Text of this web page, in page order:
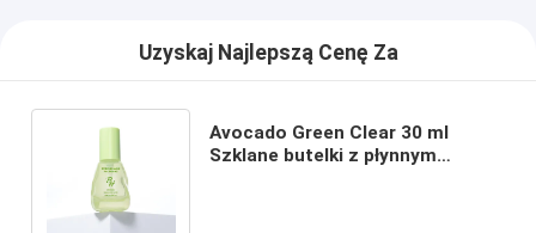
Uzyskaj Najlepszą Cenę Za
Avocado Green Clear 30 ml
Szklane butelki z płynnym